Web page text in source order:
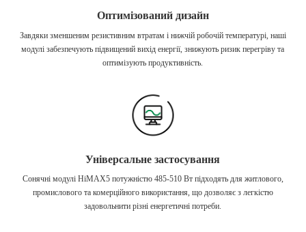
Оптимізований дизайн
Завдяки зменшеним резистивним втратам і нижчій робочій температурі, наші
модулі забезпечують підвищений вихід енергії, знижують ризик перегріву та
оптимізують продуктивність.
Універсальне застосування
Сонячні модулі HiMAX5 потужністю 485-510 Вт підходять для житлового,
промислового та комерційного використання, що дозволяє з легкістю
задовольнити різні енергетичні потреби.